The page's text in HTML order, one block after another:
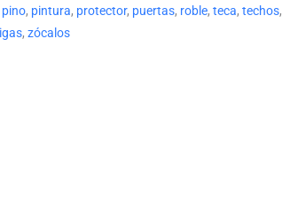
pino, pintura, protector, puertas, roble, teca, techos,
, zócalos